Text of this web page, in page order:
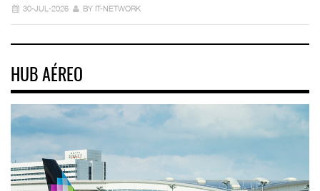
30-JUL-2026 BY IT-NETWORK
HUB AÉREO